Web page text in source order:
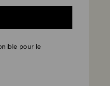
pour le